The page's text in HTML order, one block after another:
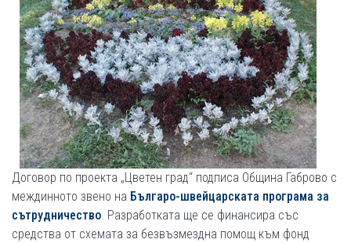
Договор по проекта „Цветен град“ подписа Община Габрово с
междинното звено на Българо-швейцарската програма за
сътрудничество. Разработката ще се финансира със
средства от схемата за безвъзмездна помощ към фонд